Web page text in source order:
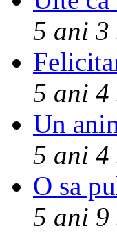
5 ani 3
5 ani 4
Un
5 ani 4
O sa
5 ani 9